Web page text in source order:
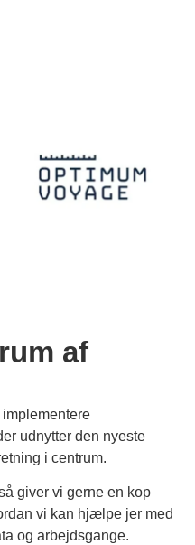
af
udnytter den nyeste
i centrum.
giver vi gerne en kop
vi kan hjælpe jer med
og arbejdsgange.